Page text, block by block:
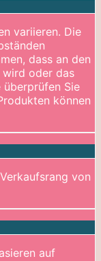
variieren. Die
dass an den
wird oder das
Sie
können
von
auf